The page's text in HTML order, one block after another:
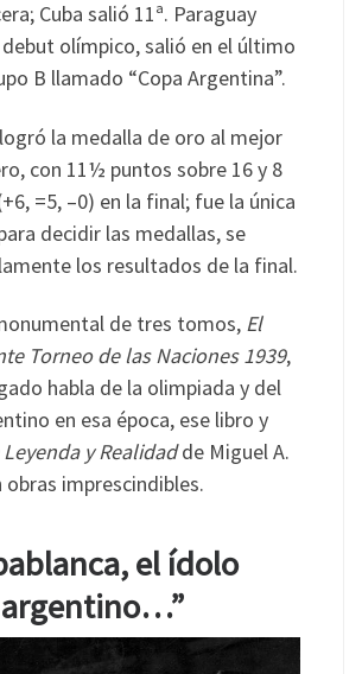
Cuba salió 11ª. Paraguay
olímpico, salió en el último
B llamado “Copa Argentina”.
la medalla de oro al mejor
con 11½ puntos sobre 16 y 8
=5, –0) en la final; fue la única
decidir las medallas, se
los resultados de la final.
de tres tomos, El
Torneo de las Naciones 1939,
habla de la olimpiada y del
en esa época, ese libro y
y Realidadde Miguel A.
obras imprescindibles.
el ídolo
argentino…”